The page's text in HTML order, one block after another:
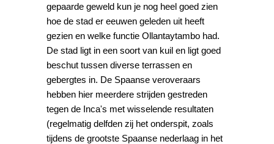
gepaarde geweld kun je nog heel goed zien
hoe de stad er eeuwen geleden uit heeft
gezien en welke functie Ollantaytambo had.
De stad ligt in een soort van kuil en ligt goed
beschut tussen diverse terrassen en
gebergtes in. De Spaanse veroveraars
hebben hier meerdere strijden gestreden
tegen de Inca's met wisselende resultaten
(regelmatig delfden zij het onderspit, zoals
tijdens de grootste Spaanse nederlaag in het